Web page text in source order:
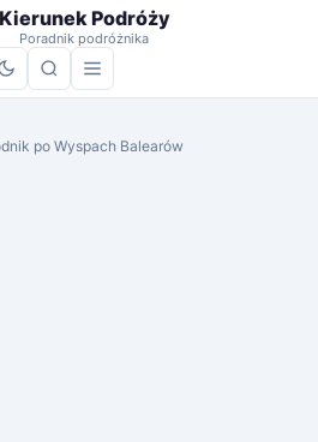
Kierunek Podróży
Poradnik podróżnika
po Wyspach Balearów